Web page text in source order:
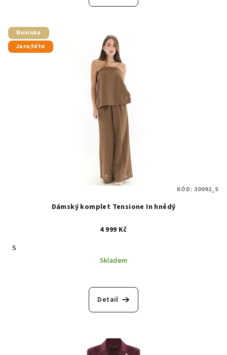
Novinka
Jaro/léto
Dámský komplet Tensione In hnědý
4 999 Kč
S
Skladem
Detail
KÓD:30092_S